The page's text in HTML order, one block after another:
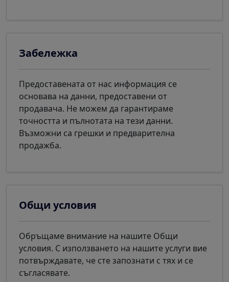
Забележка
Предоставената от нас информация се
основава на данни, предоставени от
продавача. Не можем да гарантираме
точността и пълнотата на тези данни.
Възможни са грешки и предварителна
продажба.
Общи условия
Обръщаме внимание на нашите Общи
условия. С използването на нашите услуги вие
потвърждавате, че сте запознати с тях и се
съгласявате.